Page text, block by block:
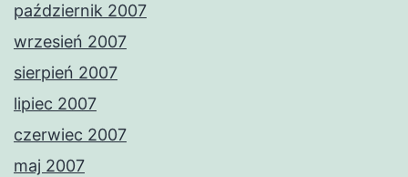
październik 2007
wrzesień 2007
sierpień 2007
lipiec 2007
czerwiec 2007
maj 2007